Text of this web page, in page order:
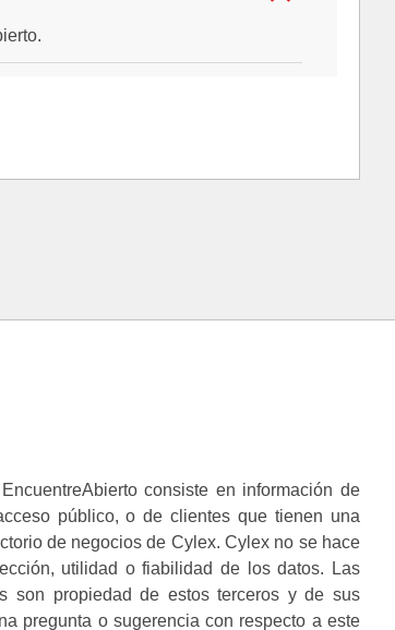
consiste en información de
público, o de clientes que tienen una
de negocios de Cylex. Cylex no se hace
utilidad o fiabilidad de los datos. Las
son propiedad de estos terceros y de sus
pregunta o sugerencia con respecto a este